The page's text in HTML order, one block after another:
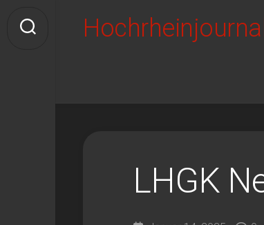
content
LHGK